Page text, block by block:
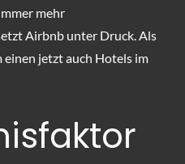
mehr
Airbnb unter Druck. Als
einen jetzt auch Hotels im